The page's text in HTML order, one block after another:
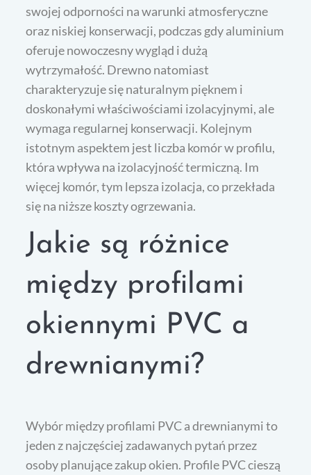
swojej odporności na warunki atmosferyczne
oraz niskiej konserwacji, podczas gdy aluminium
oferuje nowoczesny wygląd i dużą
wytrzymałość. Drewno natomiast
charakteryzuje się naturalnym pięknem i
doskonałymi właściwościami izolacyjnymi, ale
wymaga regularnej konserwacji. Kolejnym
istotnym aspektem jest liczba komór w profilu,
która wpływa na izolacyjność termiczną. Im
więcej komór, tym lepsza izolacja, co przekłada
się na niższe koszty ogrzewania.
Jakie są różnice
między profilami
okiennymi PVC a
drewnianymi?
Wybór między profilami PVC a drewnianymi to
jeden z najczęściej zadawanych pytań przez
osoby planujące zakup okien. Profile PVC cieszą